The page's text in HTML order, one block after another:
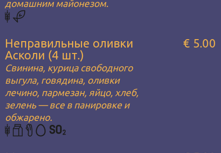
домашним майонезом.
Неправильные оливки
Асколи (4 шт.)
Свинина, курица свободного
выгула, говядина, оливки
лечино, пармезан, яйцо, хлеб,
зелень — все в панировке и
обжарено.
€ 5.00